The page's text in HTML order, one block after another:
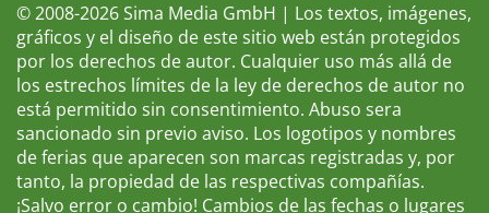
© 2008-2026 Sima Media GmbH | Los textos, imágenes,
gráficos y el diseño de este sitio web están protegidos
por los derechos de autor. Cualquier uso más allá de
los estrechos límites de la ley de derechos de autor no
está permitido sin consentimiento. Abuso sera
sancionado sin previo aviso. Los logotipos y nombres
de ferias que aparecen son marcas registradas y, por
tanto, la propiedad de las respectivas compañías.
¡Salvo error o cambio! Cambios de las fechas o lugares